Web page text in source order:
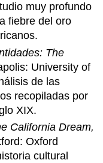
muy profundo
fiebre del oro
The
University of
de las
recopiladas por
XIX.
California Dream,
Oxford
cultural